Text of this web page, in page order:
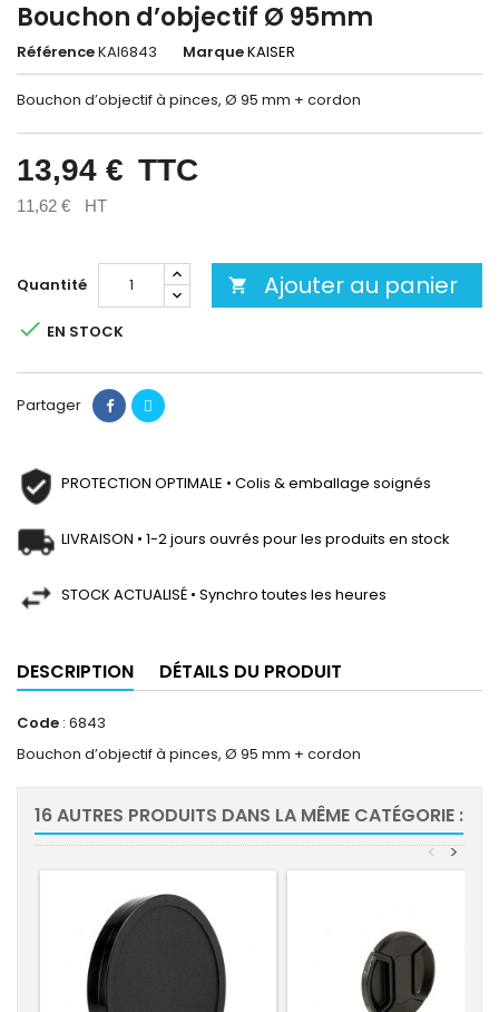
Bouchon d’objectif Ø 95mm
RéférenceKAI6843 MarqueKAISER
Bouchon d’objectif à pinces, Ø 95 mm + cordon
13,94 € TTC
11,62 € HT
Quantité  Ajouter au panier
 EN STOCK
Partager
PROTECTION OPTIMALE • Colis & emballage soignés
LIVRAISON • 1-2 jours ouvrés pour les produits en stock
STOCK ACTUALISÉ • Synchro toutes les heures
DESCRIPTION DÉTAILS DU PRODUIT
Code : 6843
Bouchon d’objectif à pinces, Ø 95 mm + cordon
16 AUTRES PRODUITS DANS LA MÊME CATÉGORIE :
>
<